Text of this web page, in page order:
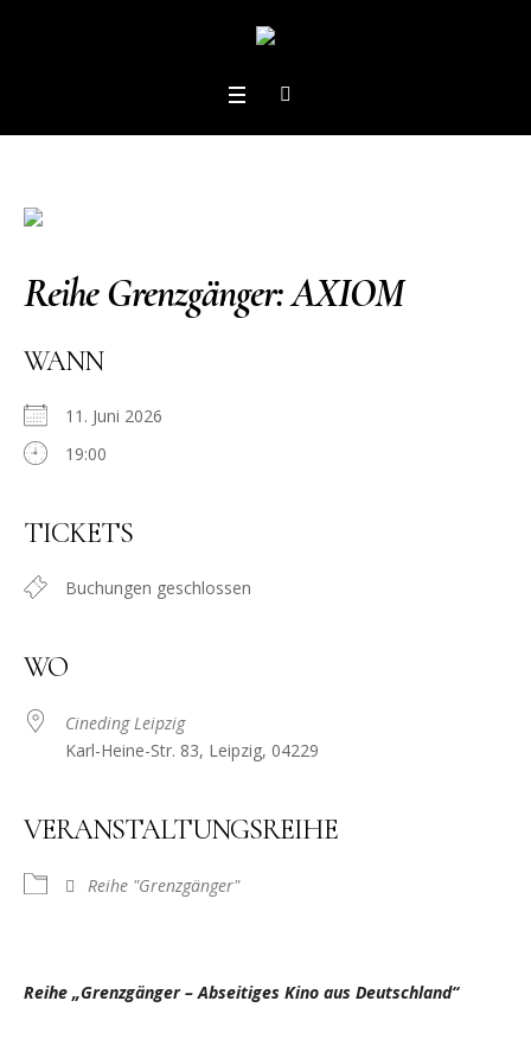
Reihe Grenzgänger: AXIOM
WANN
11. Juni 2026
19:00
TICKETS
Buchungen geschlossen
WO
Cineding Leipzig
Karl-Heine-Str. 83, Leipzig, 04229
VERANSTALTUNGSREIHE
Reihe "Grenzgänger"
Reihe „Grenzgänger – Abseitiges Kino aus Deutschland“